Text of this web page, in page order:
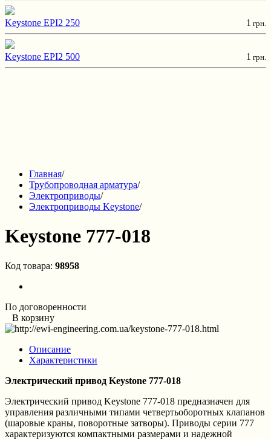
Keystone EPI2 250 1 грн.
Keystone EPI2 500 1 грн.
Главная/
Трубопроводная арматура/
Электроприводы/
Электроприводы Keystone/
Keystone 777-018
Код товара: 98958
По договоренности
В корзину
Описание
Характеристики
Электрический привод Keystone 777-018
Электрический привод Keystone 777-018 предназначен для
управления различными типами четвертьоборотных клапанов
(шаровые краны, поворотные затворы). Приводы серии 777
характеризуются компактными размерами и надежной